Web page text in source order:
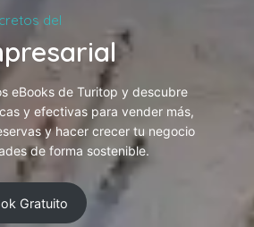
del
eBooks de Turitop y descubre
y efectivas para vender más,
y hacer crecer tu negocio
de forma sostenible.
Gratuito